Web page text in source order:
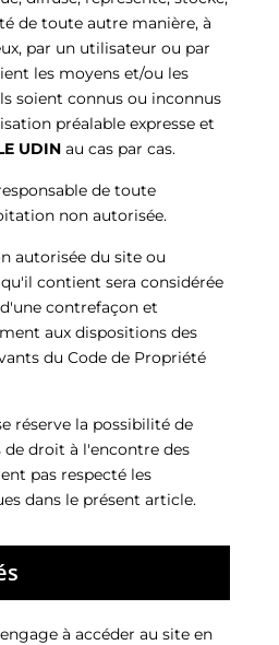
de toute autre manière, à
par un utilisateur ou par
les moyens et/ou les
soient connus ou inconnus
préalable expresse et
UDIN au cas par cas.
de toute
non autorisée.
autorisée du site ou
contient sera considérée
contrefaçon et
aux dispositions des
du Code de Propriété
réserve la possibilité de
de droit à l'encontre des
pas respecté les
dans le présent article.
à accéder au site en